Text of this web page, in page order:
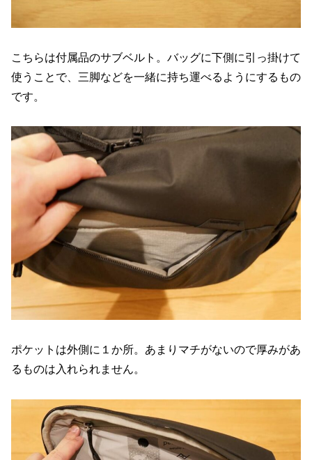
こちらは付属品のサブベルト。バッグに下側に引っ掛けて
使うことで、三脚などを一緒に持ち運べるようにするもの
です。
ポケットは外側に１か所。あまりマチがないので厚みがあ
るものは入れられません。